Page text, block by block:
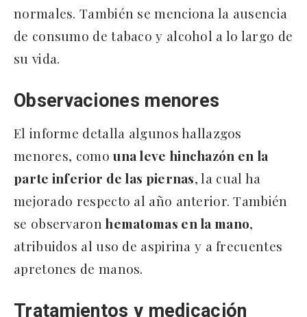
normales. También se menciona la ausencia
de consumo de tabaco y alcohol a lo largo de
su vida.
Observaciones menores
El informe detalla algunos hallazgos
menores, comouna leve hinchazón en la
parte inferior de las piernas, la cual ha
mejorado respecto al año anterior. También
se observaron hematomas en la mano,
atribuidos al uso de aspirina y a frecuentes
apretones de manos.
Tratamientos y medicación